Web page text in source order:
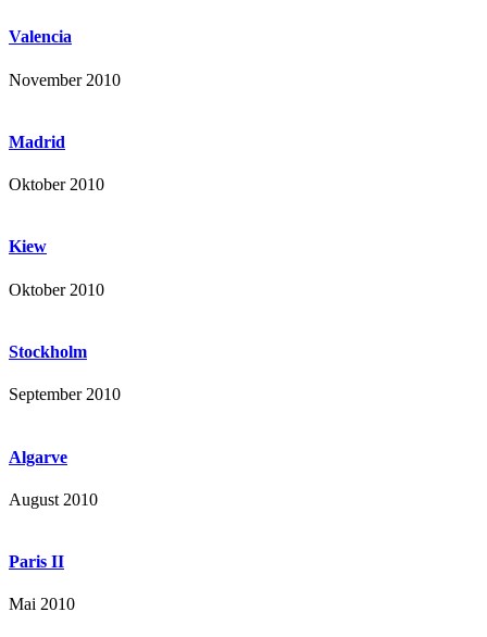
Valencia
November 2010
Madrid
Oktober 2010
Kiew
Oktober 2010
Stockholm
September 2010
Algarve
August 2010
Paris II
Mai 2010